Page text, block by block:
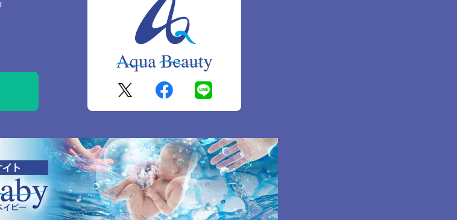
性確保のために、セキュリティに万全の対策を講じていま
・修正・削除などをご希望される場合には、ご本人である
適用される日本の法令、その他規範を遵守するとともに、
の改善に努めます。